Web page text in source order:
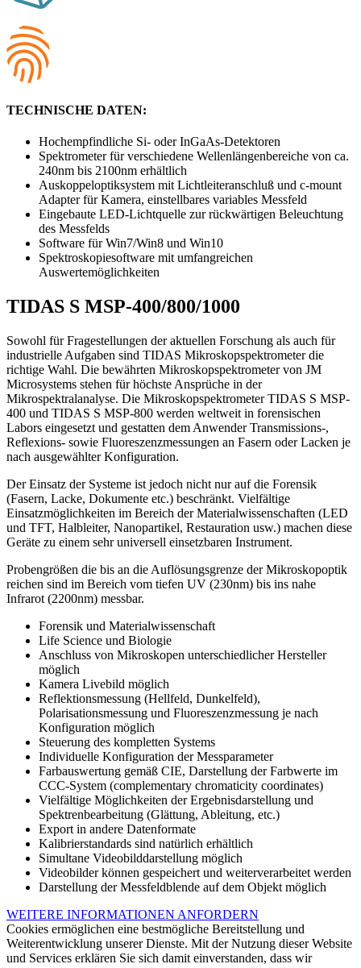
TECHNISCHE DATEN:
Hochempfindliche Si- oder InGaAs-Detektoren
Spektrometer für verschiedene Wellenlängenbereiche von ca.
240nm bis 2100nm erhältlich
Auskoppeloptiksystem mit Lichtleiteranschluß und c-mount
Adapter für Kamera, einstellbares variables Messfeld
Eingebaute LED-Lichtquelle zur rückwärtigen Beleuchtung
des Messfelds
Software für Win7/Win8 und Win10
Spektroskopiesoftware mit umfangreichen
Auswertemöglichkeiten
TIDAS S MSP-400/800/1000
Sowohl für Fragestellungen der aktuellen Forschung als auch für
industrielle Aufgaben sind TIDAS Mikroskopspektrometer die
richtige Wahl. Die bewährten Mikroskopspektrometer von JM
Microsystems stehen für höchste Ansprüche in der
Mikrospektralanalyse. Die Mikroskopspektrometer TIDAS S MSP-
400 und TIDAS S MSP-800 werden weltweit in forensischen
Labors eingesetzt und gestatten dem Anwender Transmissions-,
Reflexions- sowie Fluoreszenzmessungen an Fasern oder Lacken je
nach ausgewählter Konfiguration.
Der Einsatz der Systeme ist jedoch nicht nur auf die Forensik
(Fasern, Lacke, Dokumente etc.) beschränkt. Vielfältige
Einsatzmöglichkeiten im Bereich der Materialwissenschaften (LED
und TFT, Halbleiter, Nanopartikel, Restauration usw.) machen diese
Geräte zu einem sehr universell einsetzbaren Instrument.
Probengrößen die bis an die Auflösungsgrenze der Mikroskopoptik
reichen sind im Bereich vom tiefen UV (230nm) bis ins nahe
Infrarot (2200nm) messbar.
Forensik und Materialwissenschaft
Life Science und Biologie
Anschluss von Mikroskopen unterschiedlicher Hersteller
möglich
Kamera Livebild möglich
Reflektionsmessung (Hellfeld, Dunkelfeld),
Polarisationsmessung und Fluoreszenzmessung je nach
Konfiguration möglich
Steuerung des kompletten Systems
Individuelle Konfiguration der Messparameter
Farbauswertung gemäß CIE, Darstellung der Farbwerte im
CCC-System (complementary chromaticity coordinates)
Vielfältige Möglichkeiten der Ergebnisdarstellung und
Spektrenbearbeitung (Glättung, Ableitung, etc.)
Export in andere Datenformate
Kalibrierstandards sind natürlich erhältlich
Simultane Videobilddarstellung möglich
Videobilder können gespeichert und weiterverarbeitet werden
Darstellung der Messfeldblende auf dem Objekt möglich
WEITERE INFORMATIONEN ANFORDERN
Cookies ermöglichen eine bestmögliche Bereitstellung und
Weiterentwicklung unserer Dienste. Mit der Nutzung dieser Website
und Services erklären Sie sich damit einverstanden, dass wir